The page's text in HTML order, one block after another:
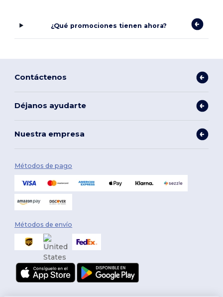
¿Qué promociones tienen ahora?
Contáctenos
Déjanos ayudarte
Nuestra empresa
Métodos de pago
Métodos de envío